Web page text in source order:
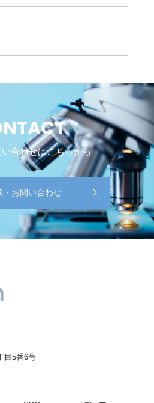
合わせはこちらから
・お問い合わせ
目5番6号